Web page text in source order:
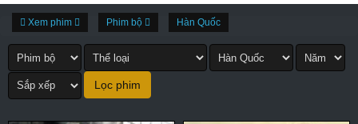
Xem phim Phim bộ Hàn Quốc